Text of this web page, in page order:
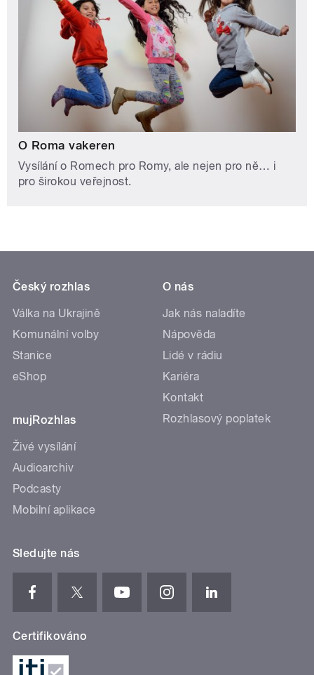
O Roma vakeren
Vysílání o Romech pro Romy, ale nejen pro ně… i
pro širokou veřejnost.
Český rozhlas
Válka na Ukrajině
Komunální volby
Stanice
eShop
mujRozhlas
Živé vysílání
Audioarchiv
Podcasty
Mobilní aplikace
O nás
Jak nás naladíte
Nápověda
Lidé v rádiu
Kariéra
Kontakt
Rozhlasový poplatek
Sledujte nás
Certifikováno